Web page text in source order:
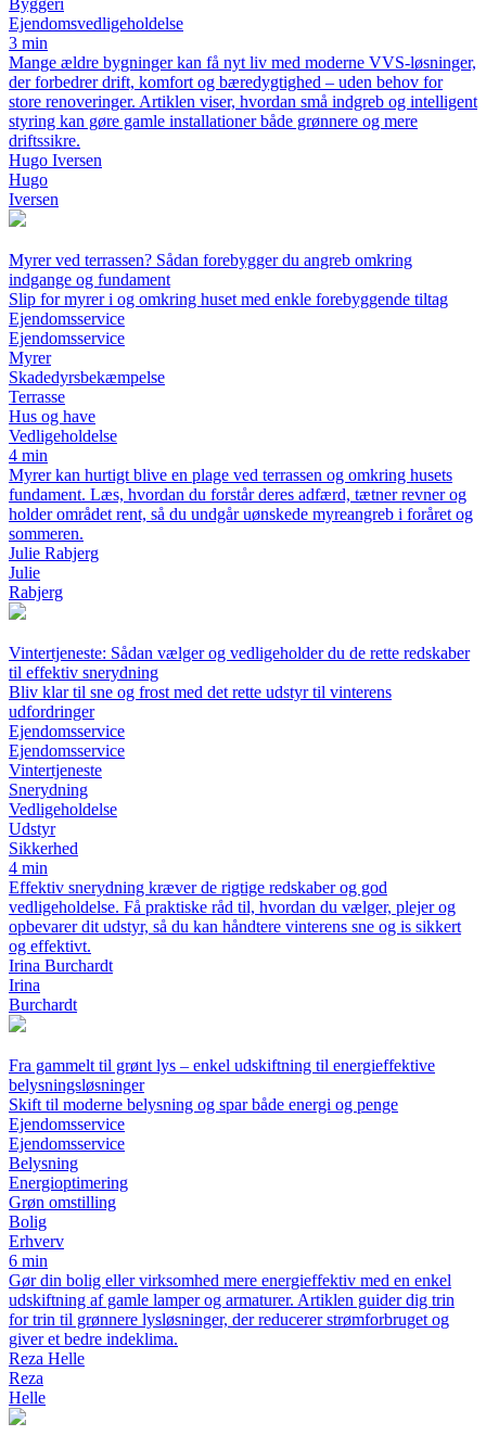
Byggeri
Ejendomsvedligeholdelse
3 min
Mange ældre bygninger kan få nyt liv med moderne VVS-løsninger,
der forbedrer drift, komfort og bæredygtighed – uden behov for
store renoveringer. Artiklen viser, hvordan små indgreb og intelligent
styring kan gøre gamle installationer både grønnere og mere
driftssikre.
Hugo Iversen
Hugo
Iversen
Myrer ved terrassen? Sådan forebygger du angreb omkring
indgange og fundament
Slip for myrer i og omkring huset med enkle forebyggende tiltag
Ejendomsservice
Ejendomsservice
Myrer
Skadedyrsbekæmpelse
Terrasse
Hus og have
Vedligeholdelse
4 min
Myrer kan hurtigt blive en plage ved terrassen og omkring husets
fundament. Læs, hvordan du forstår deres adfærd, tætner revner og
holder området rent, så du undgår uønskede myreangreb i foråret og
sommeren.
Julie Rabjerg
Julie
Rabjerg
Vintertjeneste: Sådan vælger og vedligeholder du de rette redskaber
til effektiv snerydning
Bliv klar til sne og frost med det rette udstyr til vinterens
udfordringer
Ejendomsservice
Ejendomsservice
Vintertjeneste
Snerydning
Vedligeholdelse
Udstyr
Sikkerhed
4 min
Effektiv snerydning kræver de rigtige redskaber og god
vedligeholdelse. Få praktiske råd til, hvordan du vælger, plejer og
opbevarer dit udstyr, så du kan håndtere vinterens sne og is sikkert
og effektivt.
Irina Burchardt
Irina
Burchardt
Fra gammelt til grønt lys – enkel udskiftning til energieffektive
belysningsløsninger
Skift til moderne belysning og spar både energi og penge
Ejendomsservice
Ejendomsservice
Belysning
Energioptimering
Grøn omstilling
Bolig
Erhverv
6 min
Gør din bolig eller virksomhed mere energieffektiv med en enkel
udskiftning af gamle lamper og armaturer. Artiklen guider dig trin
for trin til grønnere lysløsninger, der reducerer strømforbruget og
giver et bedre indeklima.
Reza Helle
Reza
Helle